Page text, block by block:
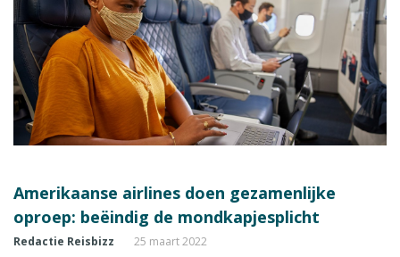
Amerikaanse airlines doen gezamenlijke
oproep: beëindig de mondkapjesplicht
Redactie Reisbizz 25 maart 2022